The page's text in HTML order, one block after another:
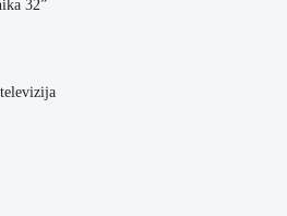
32”